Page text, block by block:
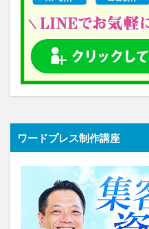
ワードプレス制作講座